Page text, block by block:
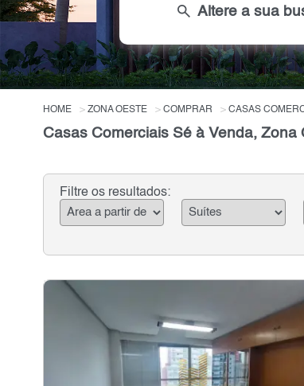
search Altere a sua
HOME ZONA OESTE COMPRAR CASAS
Casas Comerciais Sé à Venda, Zona
Filtre os resultados: